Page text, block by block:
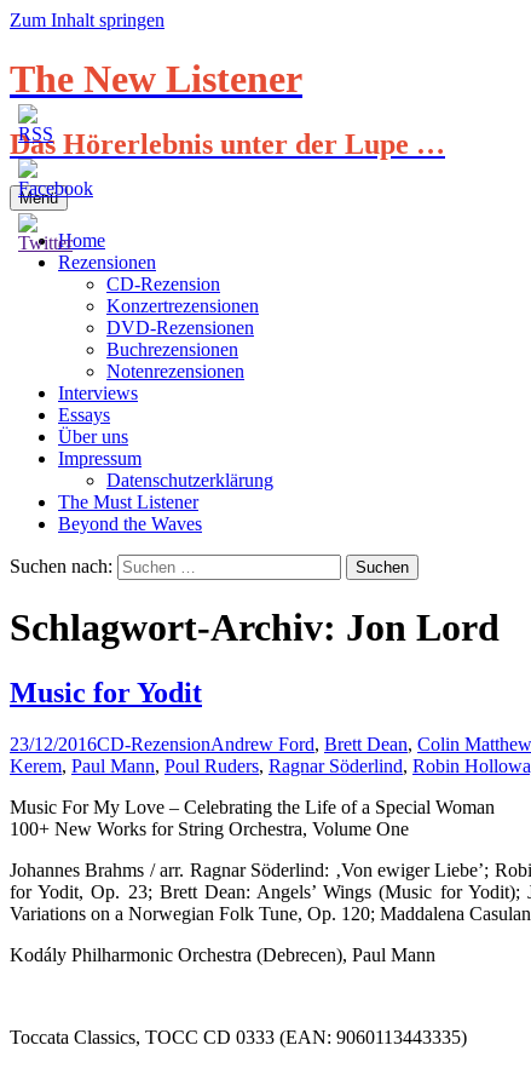
Zum Inhalt springen
The New Listener
Das Hörerlebnis unter der Lupe …
Menü
Home
Rezensionen
CD-Rezension
Konzertrezensionen
DVD-Rezensionen
Buchrezensionen
Notenrezensionen
Interviews
Essays
Über uns
Impressum
Datenschutzerklärung
The Must Listener
Beyond the Waves
Suchen nach:
Schlagwort-Archiv: Jon Lord
Music for Yodit
23/12/2016CD-RezensionAndrew Ford, Brett Dean, Colin
Kerem, Paul Mann, Poul Ruders, Ragnar Söderlind, Robin
Music For My Love – Celebrating the Life of a Special Woman
100+ New Works for String Orchestra, Volume One
Johannes Brahms / arr. Ragnar Söderlind: ‚Von ewiger Liebe’;
for Yodit, Op. 23; Brett Dean: Angels’ Wings (Music for
Variations on a Norwegian Folk Tune, Op. 120; Maddalena
Kodály Philharmonic Orchestra (Debrecen), Paul Mann
Toccata Classics, TOCC CD 0333 (EAN: 9060113443335)